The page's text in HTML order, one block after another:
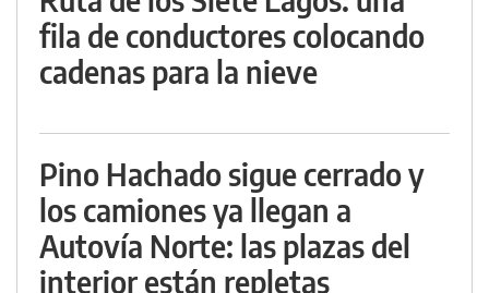
fila de conductores colocando
cadenas para la nieve
Pino Hachado sigue cerrado y
los camiones ya llegan a
Autovía Norte: las plazas del
interior están repletas